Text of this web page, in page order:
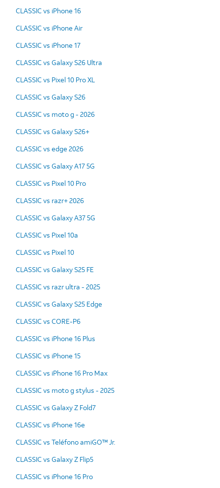
CLASSIC vs iPhone 16
CLASSIC vs iPhone Air
CLASSIC vs iPhone 17
CLASSIC vs Galaxy S26 Ultra
CLASSIC vs Pixel 10 Pro XL
CLASSIC vs Galaxy S26
CLASSIC vs moto g - 2026
CLASSIC vs Galaxy S26+
CLASSIC vs edge 2026
CLASSIC vs Galaxy A17 5G
CLASSIC vs Pixel 10 Pro
CLASSIC vs razr+ 2026
CLASSIC vs Galaxy A37 5G
CLASSIC vs Pixel 10a
CLASSIC vs Pixel 10
CLASSIC vs Galaxy S25 FE
CLASSIC vs razr ultra - 2025
CLASSIC vs Galaxy S25 Edge
CLASSIC vs CORE-P6
CLASSIC vs iPhone 16 Plus
CLASSIC vs iPhone 15
CLASSIC vs iPhone 16 Pro Max
CLASSIC vs moto g stylus - 2025
CLASSIC vs Galaxy Z Fold7
CLASSIC vs iPhone 16e
CLASSIC vs Teléfono amiGO™ Jr.
CLASSIC vs Galaxy Z Flip5
CLASSIC vs iPhone 16 Pro